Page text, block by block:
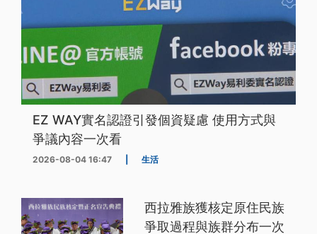
EZ WAY實名認證引發個資疑慮 使用方式與
爭議內容一次看
2026-08-04 16:47 生活
西拉雅族獲核定原住民族
爭取過程與族群分布一次